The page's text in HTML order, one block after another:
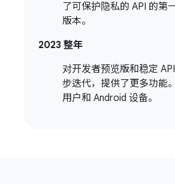
了可保护隐私的 API 的第
版本。
2023 整年
对开发者预览版和稳定
步迭代，提供了更多功能
用户和 Android 设备。